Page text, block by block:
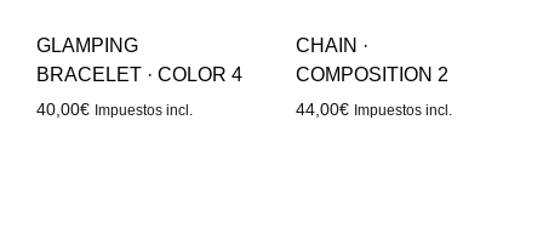
GLAMPING
BRACELET · COLOR 4
40,00€ Impuestos incl.
CHAIN ·
COMPOSITION 2
44,00€ Impuestos incl.